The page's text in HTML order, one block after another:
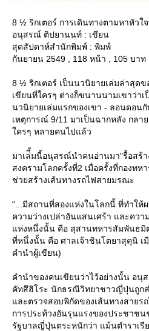
8 ½ ริกเตอร์ การเดินทางตามหาหัวใ
อนุสรณ์ ติปยานนท์ : เขียน
สุดสัปดาห์สำนักพิมพ์ : พิมพ์
กันยายน 2549 , 118 หน้า , 105 บาท
8 ½ ริกเตอร์ เป็นนวนิยายเล่มล่าสุด
เขียนที่ใครๆ ต่างก็ขนานนามเขาว่าเ
นวนิยายเล่มแรกของเขา - ลอนดอน
เหตุการณ์ 9/11 มาเป็นฉากหลัง กลา
ครๆ หลายคนไปแล้ว
มาเล่ี้มนี้อนุสรณ์นำคนอ่านมา"รื้อสร้า
สงครามโลกครั้งที่2 เมื่อครั้งที่กองท
ช่วยสร้างเส้นทางรถไฟสายมรณะ
“...มีสถานที่สองแห่งในโลกนี้ ที่ทำให้
ความว่างเปล่าอันแสนเศร้า และคว
ห่งหนึ่งนั้น คือ สุสานทหารสัมพันธมิ
ที่หนึ่งนั้น คือ ศาลเจ้าชินโตยาสุคุนิ เมื
คำนำผู้เขียน)
คำนำของคนเขียนว่าไว้อย่างนั้น อนุ
คัทสึฮิโระ นักธรณีวิทยาชาวญี่ปุ่นถูกส่
ละตรวจสอบพิกัดของเส้นทางสายร
การประท้วงอันรุนแรงของประชาชน
รัฐบาลญี่ปุ่นตระหนักว่า แม้นตำราเรี